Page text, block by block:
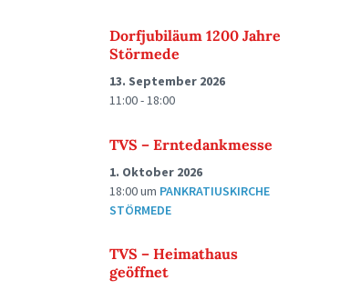
Dorfjubiläum 1200 Jahre
Störmede
13. September 2026
11:00 - 18:00
TVS – Erntedankmesse
1. Oktober 2026
18:00um PANKRATIUSKIRCHE
STÖRMEDE
TVS – Heimathaus
geöffnet